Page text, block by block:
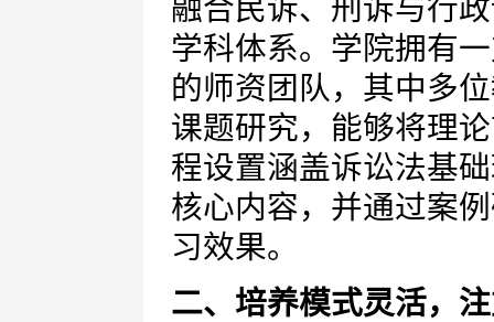
融合民诉、刑诉与行
学科体系。学院拥有
的师资团队，其中多
课题研究，能够将理
程设置涵盖诉讼法基
核心内容，并通过案
习效果。
二、培养模式灵活，